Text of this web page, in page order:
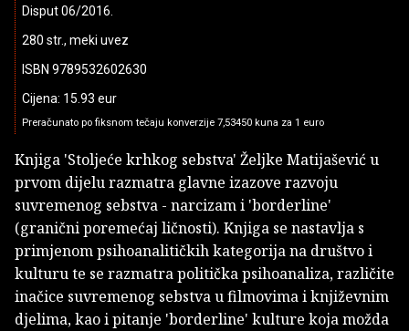
Disput 06/2016.
280 str., meki uvez
ISBN 9789532602630
Cijena: 15.93 eur
Preračunato po fiksnom tečaju konverzije 7,53450 kuna za 1 euro
Knjiga 'Stoljeće krhkog sebstva' Željke Matijašević u
prvom dijelu razmatra glavne izazove razvoju
suvremenog sebstva - narcizam i 'borderline'
(granični poremećaj ličnosti). Knjiga se nastavlja s
primjenom psihoanalitičkih kategorija na društvo i
kulturu te se razmatra politička psihoanaliza, različite
inačice suvremenog sebstva u filmovima i književnim
djelima, kao i pitanje 'borderline' kulture koja možda